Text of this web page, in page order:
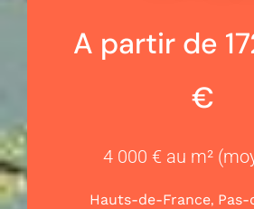
A partir de
€
4 000 € au m²
Hauts-de-France, Pas-